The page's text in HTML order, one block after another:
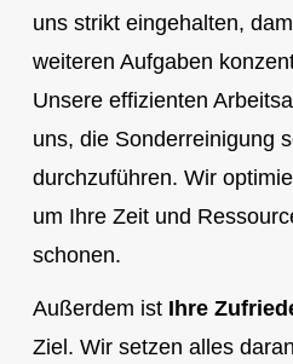
uns strikt eingehalten,
weiteren Aufgaben
Unsere effizienten
uns, die Sonderreinigung
durchzuführen. Wir
um Ihre Zeit und
schonen.
Außerdem ist Ihre
Ziel. Wir setzen alles